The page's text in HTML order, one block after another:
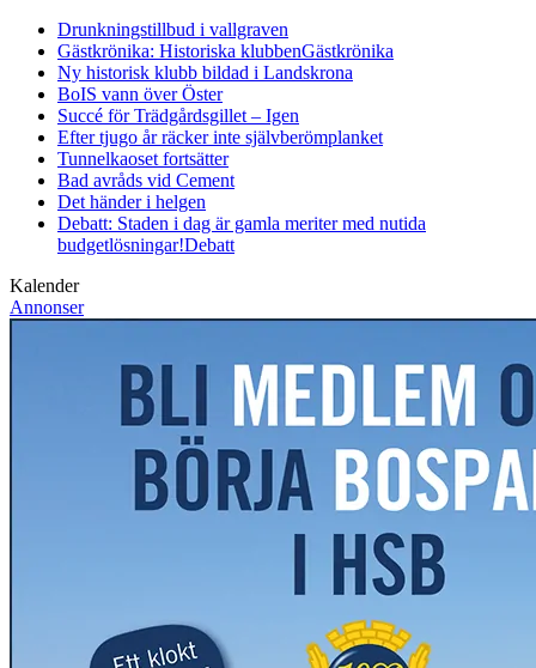
Drunkningstillbud i vallgraven
Gästkrönika: Historiska klubbenGästkrönika
Ny historisk klubb bildad i Landskrona
BoIS vann över Öster
Succé för Trädgårdsgillet – Igen
Efter tjugo år räcker inte självberömplanket
Tunnelkaoset fortsätter
Bad avråds vid Cement
Det händer i helgen
Debatt: Staden i dag är gamla meriter med nutida
budgetlösningar!Debatt
Kalender
Annonser